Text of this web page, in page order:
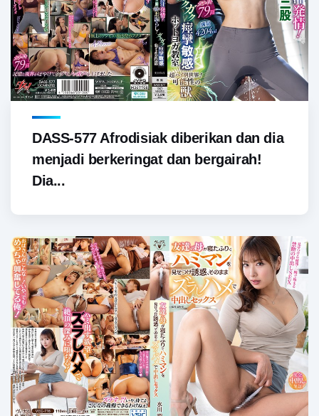
DASS-577 Afrodisiak diberikan dan dia
menjadi berkeringat dan bergairah!
Dia...